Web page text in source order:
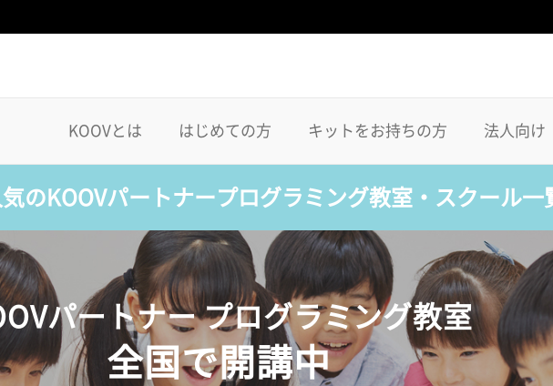
KOOVとは はじめての方 キットをお持ちの方 法人向け
のKOOVパートナープログラミング教室・スクール一
パートナー プログラミング教室
全国で開講中